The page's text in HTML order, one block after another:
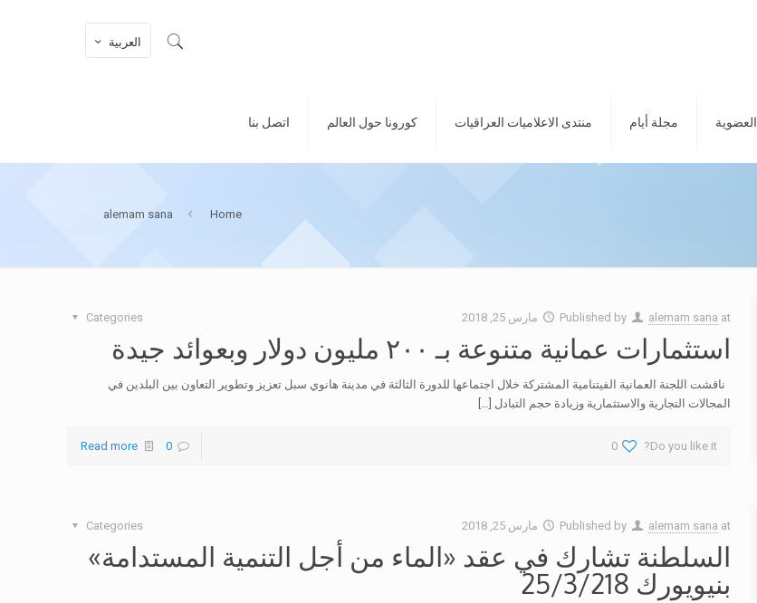
العضوية مجلة أيام منتدى الاعلاميات العراقيات كورونا حول العالم اتصل بنا
العربية
Home
alemam sana
Published by alemam sana at مارس 25, 2018 Categories
استثمارات عمانية متنوعة بـ ٢٠٠ مليون دولار وبعوائد جيدة
ناقشت اللجنة العمانية الفيتنامية المشتركة خلال اجتماعها للدورة الثالثة في مدينة هانوي سبل تعزيز وتطوير التعاون بين البلدين في
المجالات التجارية والاستثمارية وزيادة حجم التبادل […]
Do you like it?
0
0
Read more
Published by alemam sana at مارس 25, 2018 Categories
السلطنة تشارك في عقد «الماء من أجل التنمية المستدامة»
بنيويورك 25/3/218